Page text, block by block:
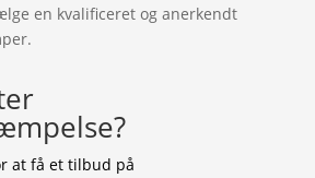
en kvalificeret og anerkendt
at få et tilbud på